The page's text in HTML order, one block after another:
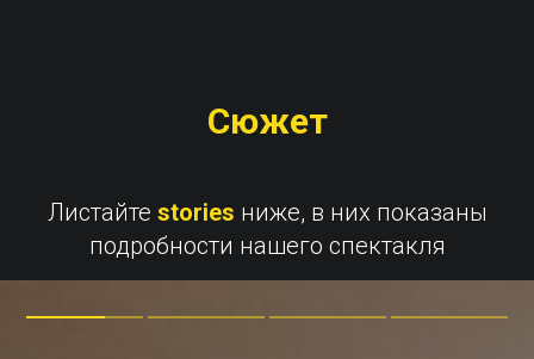
Сюжет
Листайте stories ниже, в них показаны
подробности нашего спектакля